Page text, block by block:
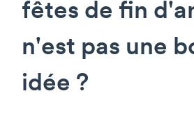
fêtes de fin
n'est pas une
idée ?